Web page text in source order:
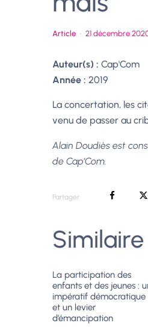
Article · 21 décembre
Auteur(s) : Cap'Com
Année : 2019
La concertation, les
venu de passer au
Alain Doudiès est
de Cap’Com.
Partager
Similaire
La participation des
enfants et des jeunes :
impératif démocratique
et un levier
d’émancipation